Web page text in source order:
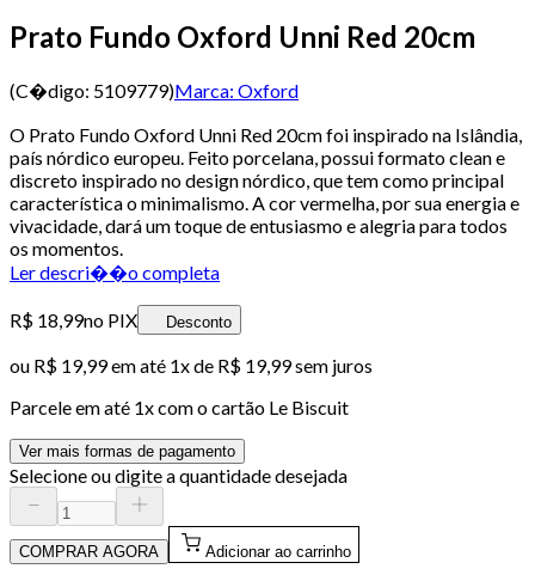
Prato Fundo Oxford Unni Red 20cm
(C�digo: 5109779)Marca: Oxford
O Prato Fundo Oxford Unni Red 20cm foi inspirado na Islândia,
país nórdico europeu. Feito porcelana, possui formato clean e
discreto inspirado no design nórdico, que tem como principal
característica o minimalismo. A cor vermelha, por sua energia e
vivacidade, dará um toque de entusiasmo e alegria para todos
os momentos.
Ler descri��o completa
R$ 18,99no PIX Desconto
ou R$ 19,99em até 1x de R$ 19,99sem juros
Parcele em até 1x com o cartão Le Biscuit
Ver mais formas de pagamento
Selecione ou digite a quantidade desejada
COMPRAR AGORA Adicionar ao carrinho